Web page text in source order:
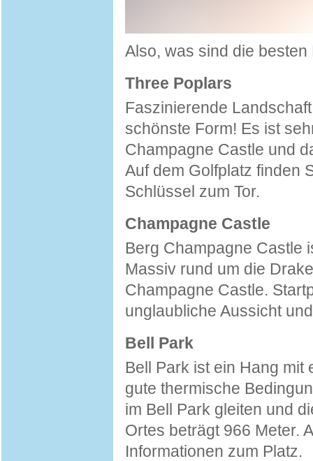
Also, was sind die
Three Poplars
Faszinierende
schönste Form! Es ist
Champagne Castle und
Auf dem Golfplatz finden
Schlüssel zum Tor.
Champagne Castle
Berg Champagne Castle
Massiv rund um die
Champagne Castle.
unglaubliche Aussicht
Bell Park
Bell Park ist ein Hang
gute thermische
im Bell Park gleiten und
Ortes beträgt 966 Meter.
Informationen zum Platz.